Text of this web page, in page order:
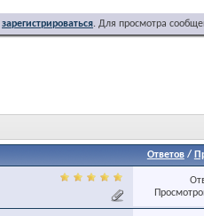
зарегистрироваться. Для просмотра
Ответов/